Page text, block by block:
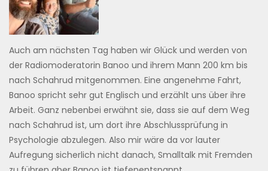
Auch am nächsten Tag haben wir Glück und werden von
der Radiomoderatorin Banoo und ihrem Mann 200 km bis
nach Schahrud mitgenommen. Eine angenehme Fahrt,
Banoo spricht sehr gut Englisch und erzählt uns über ihre
Arbeit. Ganz nebenbei erwähnt sie, dass sie auf dem Weg
nach Schahrud ist, um dort ihre Abschlussprüfung in
Psychologie abzulegen. Also mir wäre da vor lauter
Aufregung sicherlich nicht danach, Smalltalk mit Fremden